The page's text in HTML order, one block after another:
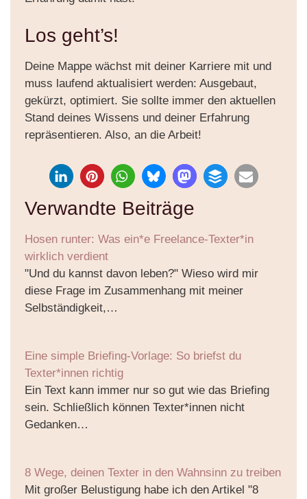
Los geht’s!
Deine Mappe wächst mit deiner Karriere mit und
muss laufend aktualisiert werden: Ausgebaut,
gekürzt, optimiert. Sie sollte immer den aktuellen
Stand deines Wissens und deiner Erfahrung
repräsentieren. Also, an die Arbeit!
Verwandte Beiträge
Hosen runter: Was ein*e Freelance-Texter*in
wirklich verdient
"Und du kannst davon leben?" Wieso wird mir
diese Frage im Zusammenhang mit meiner
Selbständigkeit,…
Eine simple Briefing-Vorlage: So briefst du
Texter*innen richtig
Ein Text kann immer nur so gut wie das Briefing
sein. Schließlich können Texter*innen nicht
Gedanken…
8 Wege, deinen Texter in den Wahnsinn zu treiben
Mit großer Belustigung habe ich den Artikel "8